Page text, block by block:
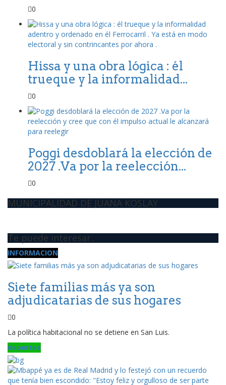
0
Hissa y una obra lógica : él
trueque y la informalidad...
0
Poggi desdoblará la elección de
2027 .Va por la reelección...
0
MUNICIPALIDAD DE JUANA KOSLAY
Te puede interesar..
INFORMACION
Siete familias más ya son
adjudicatarias de sus hogares
0
La política habitacional no se detiene en San Luis.
deportes